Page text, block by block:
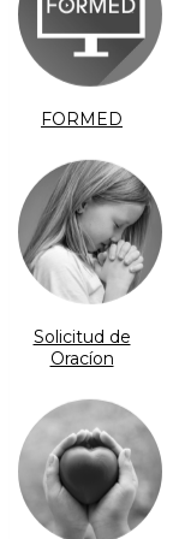
FORMED
Solicitud de
Oracíon